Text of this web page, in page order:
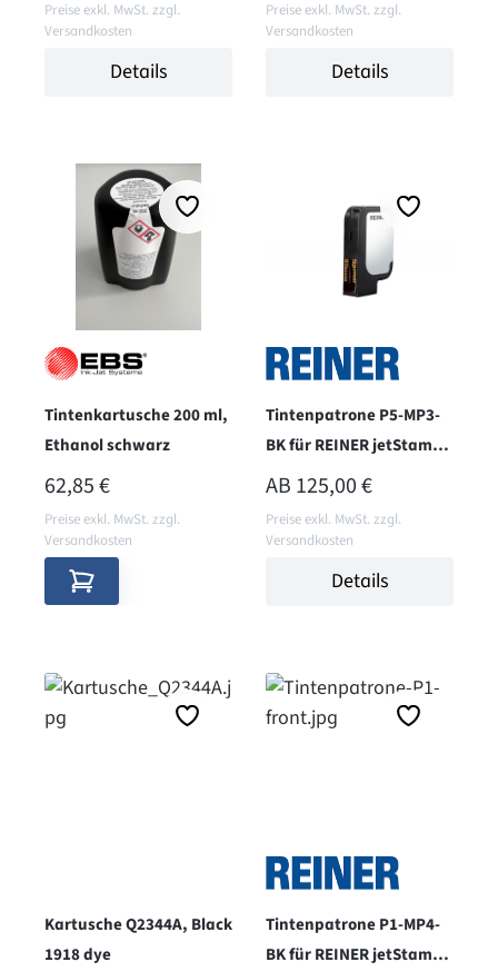
Preise exkl. MwSt. zzgl.
Versandkosten
Details
Preise exkl. MwSt. zzgl.
Versandkosten
Details
Tintenkartusche 200 ml,
Ethanol schwarz
REGULÄRER PREIS:
62,85 €
Preise exkl. MwSt. zzgl.
Versandkosten
Tintenpatrone P5-MP3-
BK für REINER jetStamp
1025 - solvent - schwarz
REGULÄRER PREIS:
AB 125,00 €
Preise exkl. MwSt. zzgl.
Versandkosten
Details
Kartusche Q2344A, Black
1918 dye
Tintenpatrone P1-MP4-
BK für REINER jetStamp